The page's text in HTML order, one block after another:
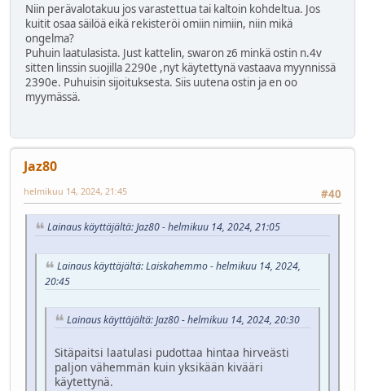
Niin perävalotakuu jos varastettua tai kaltoin kohdeltua. Jos
kuitit osaa säilöä eikä rekisteröi omiin nimiin, niin mikä
ongelma?
Puhuin laatulasista. Just kattelin, swaron z6 minkä ostin n.4v
sitten linssin suojilla 2290e ,nyt käytettynä vastaava myynnissä
2390e. Puhuisin sijoituksesta. Siis uutena ostin ja en oo
myymässä.
Jaz80
#40
helmikuu 14, 2024, 21:45
Lainaus käyttäjältä: Jaz80 - helmikuu 14, 2024, 21:05
Lainaus käyttäjältä: Laiskahemmo - helmikuu 14, 2024,
20:45
Lainaus käyttäjältä: Jaz80 - helmikuu 14, 2024, 20:30
Sitäpaitsi laatulasi pudottaa hintaa hirveästi
paljon vähemmän kuin yksikään kivääri
käytettynä.